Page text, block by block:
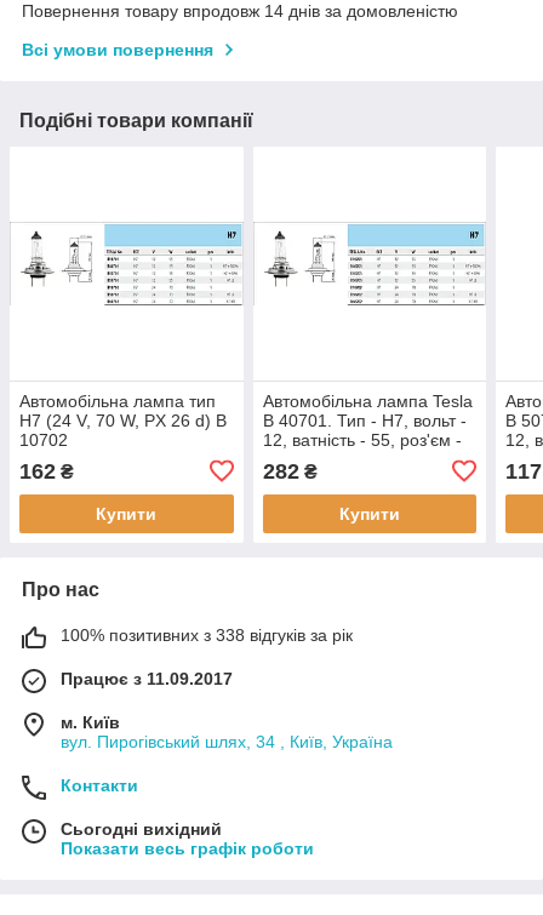
Повернення товару впродовж 14 днів за домовленістю
Всі умови повернення
Подібні товари компанії
Автомобільна лампа тип
H7 (24 V, 70 W, PX 26 d) B
10702
162 ₴
Купити
Автомобільна лампа Tesla
B 40701. Тип - H7, вольт -
12, ватність - 55, роз'єм -
+100% света
282₴
Купити
B
12,
life
117
Про нас
100% позитивних з 338 відгуків за рік
Працює з 11.09.2017
м. Київ
вул. Пирогівський шлях, 34 , Київ, Україна
Контакти
Сьогодні вихідний
Показати весь графік роботи